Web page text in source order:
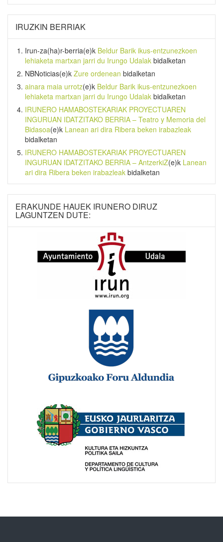
IRUZKIN BERRIAK
Irun-za(ha)r-berria(e)k Beldur Barik ikus-entzunezkoen
lehiaketa martxan jarri du Irungo Udalak bidalketan
NBNoticias(e)k Zure ordenean bidalketan
ainara maia urrotz(e)k Beldur Barik ikus-entzunezkoen
lehiaketa martxan jarri du Irungo Udalak bidalketan
IRUNERO HAMABOSTEKARIAK PROYECTUAREN
INGURUAN IDATZITAKO BERRIA – Teatro y Memoria del
Bidasoa(e)k Lanean ari dira Ribera beken irabazleak
bidalketan
IRUNERO HAMABOSTEKARIAK PROYECTUAREN
INGURUAN IDATZITAKO BERRIA – AntzerkiZ(e)k Lanean
ari dira Ribera beken irabazleak bidalketan
ERAKUNDE HAUEK IRUNERO DIRUZ
LAGUNTZEN DUTE: